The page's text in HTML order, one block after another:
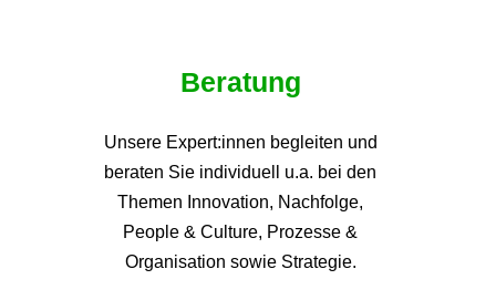
Beratung
Unsere Expert:innen begleiten und
beraten Sie individuell u.a. bei den
Themen Innovation, Nachfolge,
People & Culture, Prozesse &
Organisation sowie Strategie.